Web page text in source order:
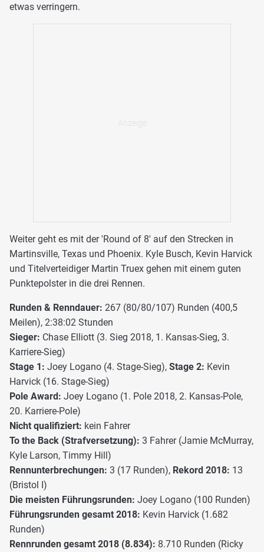
etwas verringern.
Weiter geht es mit der 'Round of 8' auf den Strecken in
Martinsville, Texas und Phoenix. Kyle Busch, Kevin Harvick
und Titelverteidiger Martin Truex gehen mit einem guten
Punktepolster in die drei Rennen.
Runden & Renndauer: 267 (80/80/107) Runden (400,5
Meilen), 2:38:02 Stunden
Sieger: Chase Elliott (3. Sieg 2018, 1. Kansas-Sieg, 3.
Karriere-Sieg)
Stage 1: Joey Logano (4. Stage-Sieg), Stage 2: Kevin
Harvick (16. Stage-Sieg)
Pole Award: Joey Logano (1. Pole 2018, 2. Kansas-Pole,
20. Karriere-Pole)
Nicht qualifiziert: kein Fahrer
To the Back (Strafversetzung): 3 Fahrer (Jamie McMurray,
Kyle Larson, Timmy Hill)
Rennunterbrechungen: 3 (17 Runden), Rekord 2018: 13
(Bristol I)
Die meisten Führungsrunden: Joey Logano (100 Runden)
Führungsrunden gesamt 2018: Kevin Harvick (1.682
Runden)
Rennrunden gesamt 2018 (8.834): 8.710 Runden (Ricky